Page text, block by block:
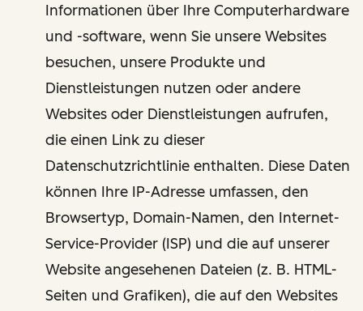
Informationen über Ihre Computerhardware
und -software, wenn Sie unsere Websites
besuchen, unsere Produkte und
Dienstleistungen nutzen oder andere
Websites oder Dienstleistungen aufrufen,
die einen Link zu dieser
Datenschutzrichtlinie enthalten. Diese Daten
können Ihre IP-Adresse umfassen, den
Browsertyp, Domain-Namen, den Internet-
Service-Provider (ISP) und die auf unserer
Website angesehenen Dateien (z. B. HTML-
Seiten und Grafiken), die auf den Websites